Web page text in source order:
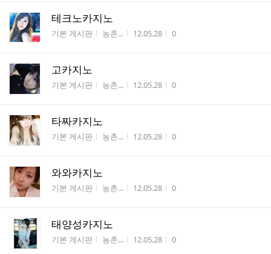
테크노카지노
게시판명
기본 게시판 작성자
농촌... 작성시간
12.05.28 조회수
0
고카지노
게시판명
기본 게시판 작성자
농촌... 작성시간
12.05.28 조회수
0
타짜카지노
게시판명
기본 게시판 작성자
농촌... 작성시간
12.05.28 조회수
0
와와카지노
게시판명
기본 게시판 작성자
농촌... 작성시간
12.05.28 조회수
0
태양성카지노
게시판명
기본 게시판 작성자
농촌... 작성시간
12.05.28 조회수
0